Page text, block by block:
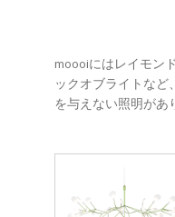
moooiにはレイモン
ックオブライトな
を与えない照明があ